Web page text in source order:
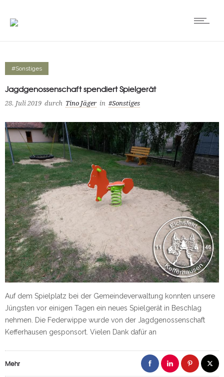
#Sonstiges
Jagdgenossenschaft spendiert Spielgerät
28. Juli 2019 durch Tino Jäger in #Sonstiges
Auf dem Spielplatz bei der Gemeindeverwaltung konnten unsere
Jüngsten vor einigen Tagen ein neues Spielgerät in Beschlag
nehmen. Die Federwippe wurde von der Jagdgenossenschaft
Kefferhausen gesponsort. Vielen Dank dafür an
Mehr